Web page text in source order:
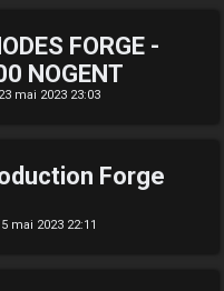
FORGE -
NOGENT
mai 2023 23:03
Forge
mai 2023 22:11